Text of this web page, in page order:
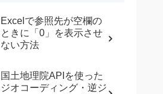
Excelで参照先が空欄の
ときに「0」を表示させ
ない方法
国土地理院APIを使った
ジオコーディング・逆ジ